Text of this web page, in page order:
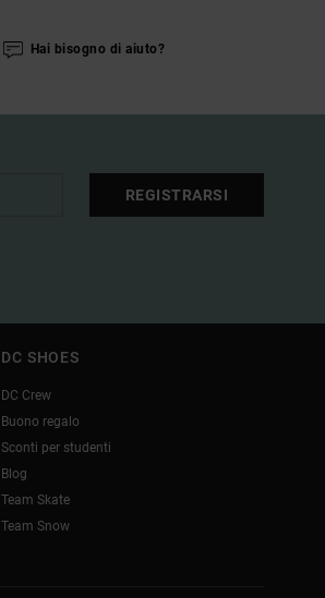
Hai bisogno di aiuto?
REGISTRARSI
DC SHOES
DC Crew
Buono regalo
Sconti per studenti
Blog
Team Skate
Team Snow